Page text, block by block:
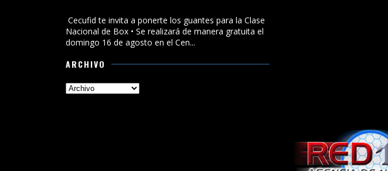
Cecufid te invita a ponerte los guantes para la Clase
Nacional de Box • Se realizará de manera gratuita el
domingo 16 de agosto en el Cen...
ARCHIVO